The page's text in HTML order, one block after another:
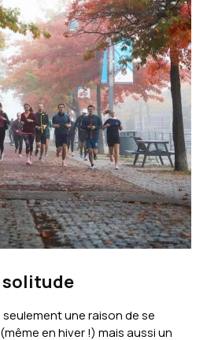
solitude
une raison de se
en hiver !) mais aussi un